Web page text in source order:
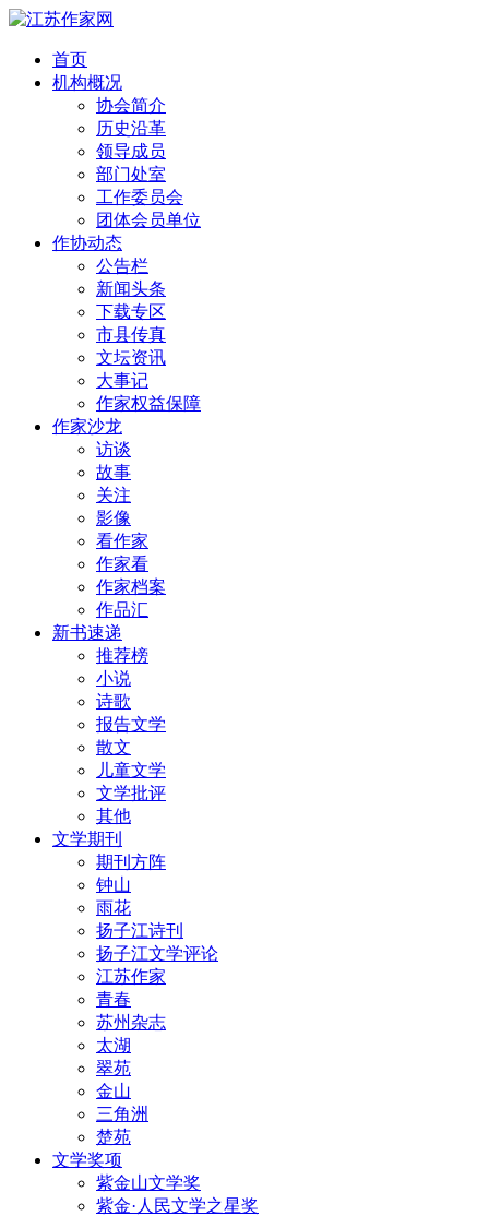
首页
机构概况
协会简介
历史沿革
领导成员
部门处室
工作委员会
团体会员单位
作协动态
公告栏
新闻头条
下载专区
市县传真
文坛资讯
大事记
作家权益保障
作家沙龙
访谈
故事
关注
影像
看作家
作家看
作家档案
作品汇
新书速递
推荐榜
小说
诗歌
报告文学
散文
儿童文学
文学批评
其他
文学期刊
期刊方阵
钟山
雨花
扬子江诗刊
扬子江文学评论
江苏作家
青春
苏州杂志
太湖
翠苑
金山
三角洲
楚苑
文学奖项
紫金山文学奖
紫金·人民文学之星奖